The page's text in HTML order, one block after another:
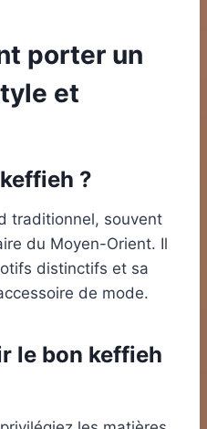
porter un
et
keffieh ?
traditionnel, souvent
du Moyen-Orient. Il
distinctifs et sa
de mode.
le bon keffieh